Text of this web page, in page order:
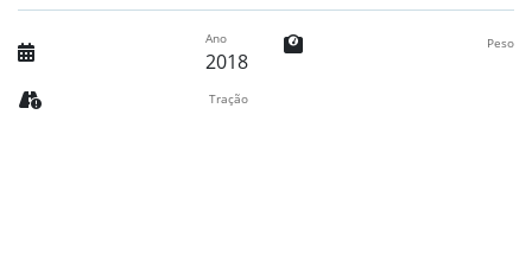
Ano
2018
Peso
Tração